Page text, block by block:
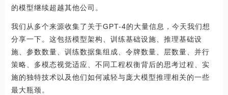
的模型继续超越其他公司。
我们从多个来源收集了关于GPT-4的大量信息，今天我们想
分享一下。这包括模型架构、训练基础设施、推理基础设
施、参数数量、训练数据集组成、令牌数量、层数量、并行
策略、多模态视觉适应、不同工程权衡背后的思考过程、实
施的独特技术以及他们如何减轻与庞大模型推理相关的一些
最大瓶颈。